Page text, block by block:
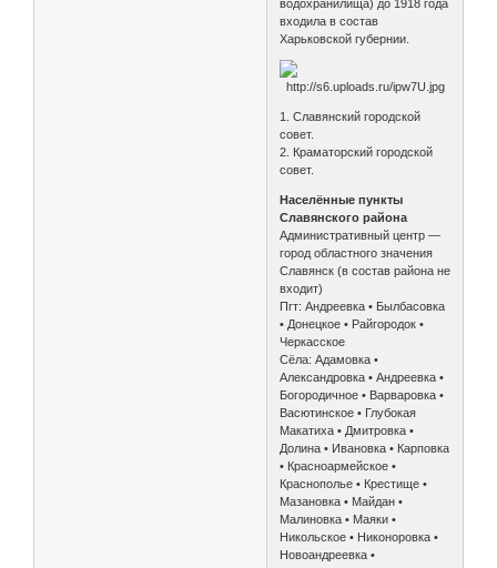
водохранилища) до 1918 года
входила в состав
Харьковской губернии.
1. Славянский городской
совет.
2. Краматорский городской
совет.
Населённые пункты
Славянского района
Административный центр —
город областного значения
Славянск (в состав района не
входит)
Пгт: Андреевка • Былбасовка
• Донецкое • Райгородок •
Черкасское
Сёла: Адамовка •
Александровка • Андреевка •
Богородичное • Варваровка •
Васютинское • Глубокая
Макатиха • Дмитровка •
Долина • Ивановка • Карповка
• Красноармейское •
Краснополье • Крестище •
Мазановка • Майдан •
Малиновка • Маяки •
Никольское • Никоноровка •
Новоандреевка •